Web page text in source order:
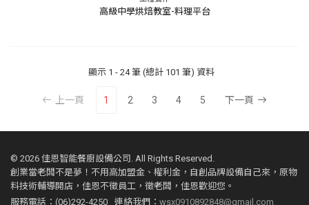
高級中學烘焙教室-料理平台
顯示 1 - 24 筆 (總計 101 筆) 資料
上一頁 1 2 3 4 5 下一頁
© 2026 佳恩智能餐廚設備公司. All Rights Reserved.
創業當老闆不是夢！不用高加盟金、權利金，自創品牌設備自己來，原物
料技術輔導開店，佳恩不徵員工，徵老闆，佳恩歡迎您。
服務電話：(06)292-4250
連絡我們： wsx0910892848@gmail.com